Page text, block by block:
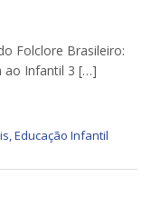
Folclore Brasileiro:
ao Infantil 3 […]
,Educação Infantil